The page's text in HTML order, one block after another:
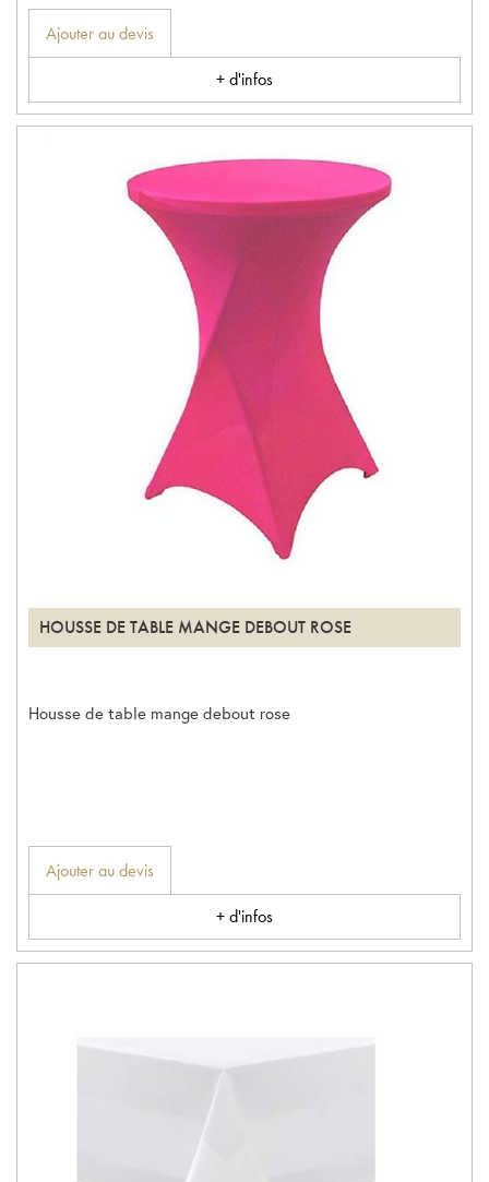
Ajouter au devis
+ d'infos
HOUSSE DE TABLE MANGE DEBOUT ROSE
Housse de table mange debout rose
Ajouter au devis
+ d'infos